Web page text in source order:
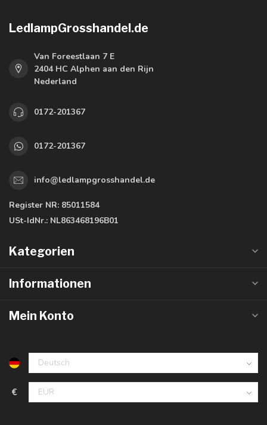
LedlampGrosshandel.de
Van Foreestlaan 7 E
2404 HC Alphen aan den Rijn
Nederland
0172-201367
0172-201367
info@ledlampgrosshandel.de
Register NR: 85011584
USt-IdNr.: NL863468196B01
Kategorien
Informationen
Mein Konto
€